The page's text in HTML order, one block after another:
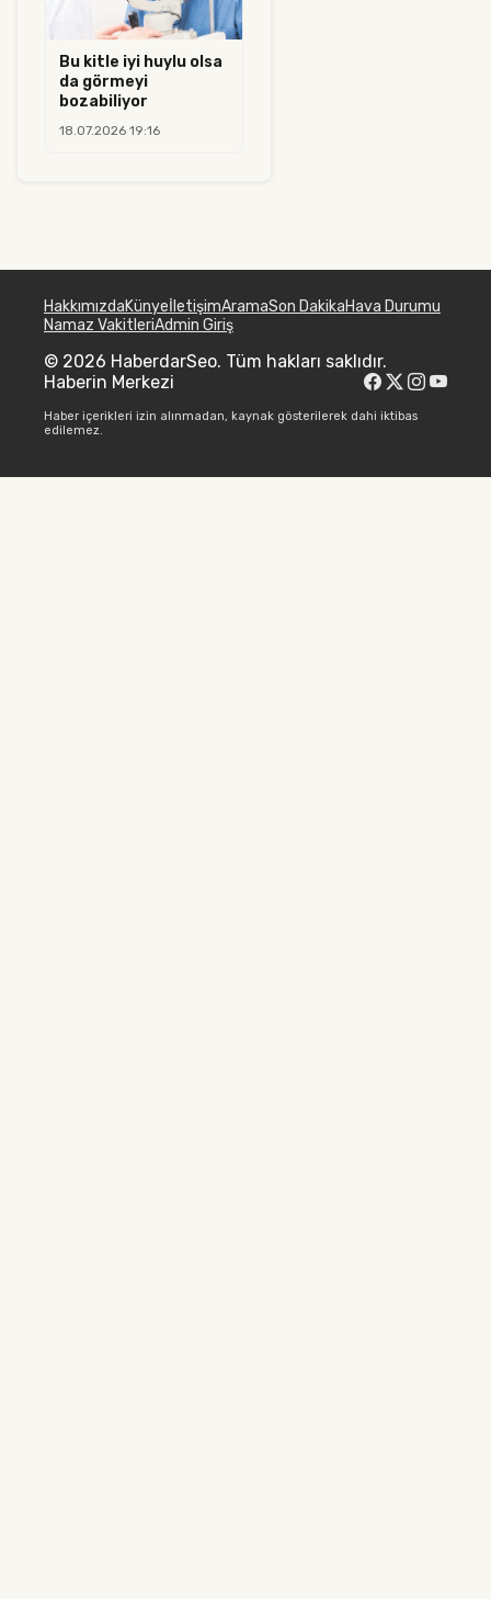
Bu kitle iyi huylu olsa
da görmeyi
bozabiliyor
18.07.2026 19:16
HakkımızdaKünyeİletişimAramaSon DakikaHava Durumu
Namaz VakitleriAdmin Giriş
© 2026 HaberdarSeo. Tüm hakları saklıdır.
Haberin Merkezi
Haber içerikleri izin alınmadan, kaynak gösterilerek dahi iktibas
edilemez.